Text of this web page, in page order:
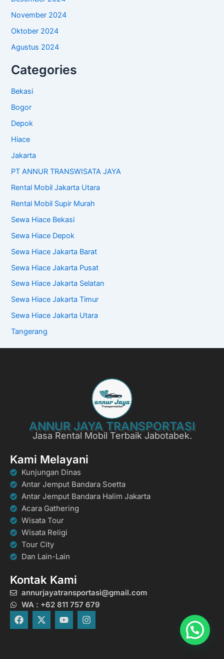
November 2024
Oktober 2024
Agustus 2024
Categories
Bekasi
Bogor
Depok
Hiace
Jakarta
PT ANNUR TRANSWISATA JAYA
Rental Mobil Jakarta Utara
Rental Mobil Supir Murah
Sewa Hiace Bekasi
Sewa Hiace Depok
Sewa Hiace Jakarta Barat
Sewa Hiace Jakarta Pusat
Sewa Hiace Jakarta Selatan
Sewa Hiace Jakarta Timur
Sewa Hiace Jakarta Utara
Tangerang
ANNUR JAYA TRANSPORTASI
Jasa Rental Mobil Terbaik Jabotabek.
Kami Melayani
Kunjungan Dinas
Antar Jemput Bandara Soetta
Antar Jemput Bandara Halim Jakarta
Acara Gathering
Wisata Tour
Wisata Religi
Tour City
Dan Lain-Lain
Kontak Kami
annurjayatransportasi@gmail.com
WA : +62 811 757 679
F
a
X
-
Y
o
I
n